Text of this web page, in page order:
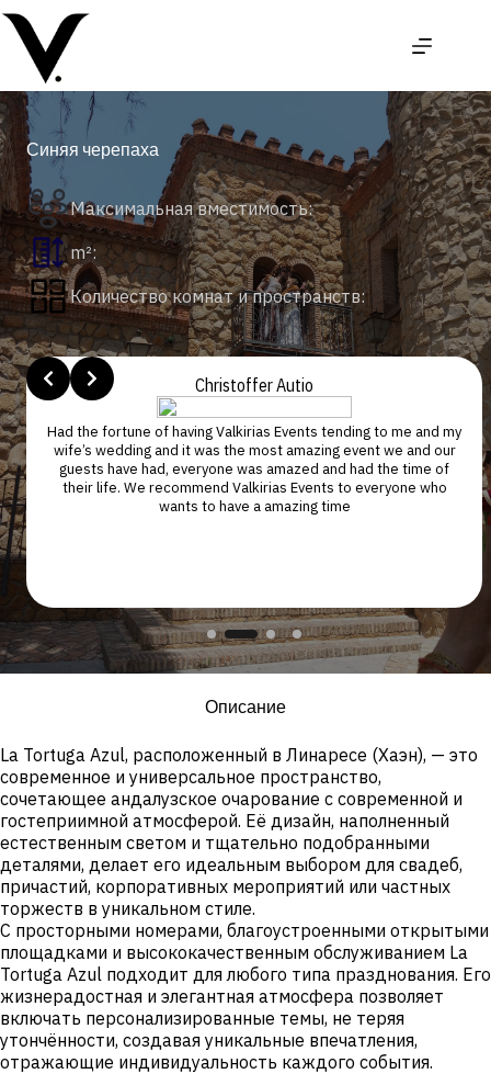
сути
Синяя черепаха
Максимальная вместимость:
m²:
Количество комнат и пространств:
Christoffer Autio
Had the fortune of having Valkirias Events tending to me and my
wife’s wedding and it was the most amazing event we and our
guests have had, everyone was amazed and had the time of
their life. We recommend Valkirias Events to everyone who
wants to have a amazing time
Slide 2 of 4
Описание
La Tortuga Azul, расположенный в Линаресе (Хаэн), — это
современное и универсальное пространство,
сочетающее андалузское очарование с современной и
гостеприимной атмосферой. Её дизайн, наполненный
естественным светом и тщательно подобранными
деталями, делает его идеальным выбором для свадеб,
причастий, корпоративных мероприятий или частных
торжеств в уникальном стиле.
С просторными номерами, благоустроенными открытыми
площадками и высококачественным обслуживанием La
Tortuga Azul подходит для любого типа празднования. Его
жизнерадостная и элегантная атмосфера позволяет
включать персонализированные темы, не теряя
утончённости, создавая уникальные впечатления,
отражающие индивидуальность каждого события.